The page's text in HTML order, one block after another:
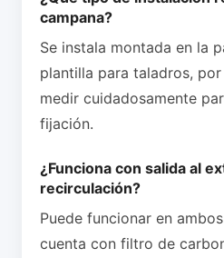
campana?
Se instala montada en la
plantilla para taladros,
medir cuidadosamente
fijación.
¿Funciona con salida al
recirculación?
Puede funcionar en
cuenta con filtro de